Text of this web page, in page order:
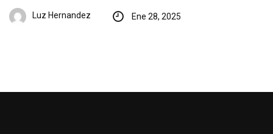
Luz Hernandez Ene 28, 2025